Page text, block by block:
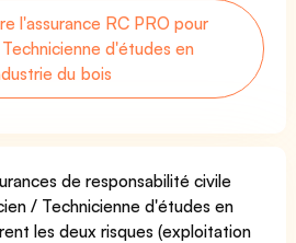
l'assurance RC PRO pour
d'études en
du bois
de responsabilité civile
/ Technicienne d'études en
les deux risques (exploitation